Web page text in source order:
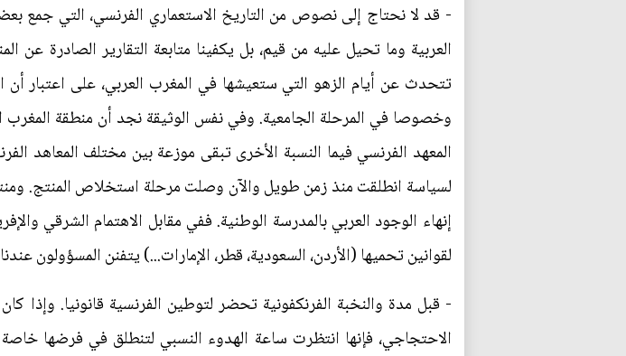
- قد لا نحتاج إلى نصوص من التاريخ الاستعماري الفرنسي، التي جمع
تتحدث عن أيام الزهو التي ستعيشها في المغرب العربي، على اعتبار أن
المعهد الفرنسي فيما النسبة الأخرى تبقى موزعة بين مختلف المعاهد
لسياسة انطلقت منذ زمن طويل والآن وصلت مرحلة استخلاص المنتج.
إنهاء الوجود العربي بالمدرسة الوطنية. ففي مقابل الاهتمام الشرقي
لقوانين تحميها (الأردن، السعودية، قطر، الإمارات...) يتفنن المسؤولون
- قبل مدة والنخبة الفرنكفونية تحضر لتوطين الفرنسية قانونيا. وإذا
الاحتجاجي، فإنها انتظرت ساعة الهدوء النسبي لتنطلق في فرضها